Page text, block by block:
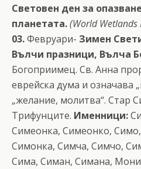
Световен ден за
планетата.(World Wetlands
03.Февруари- Зимен
Вълчи празници, Вълча
Богоприимец. Св. Анна
еврейска дума и означава
„желание, молитва“. Стар
Трифунците. Именници:
Симеонка, Симеонко,
Симонка, Симча, Симчо,
Сима, Симан, Симана,